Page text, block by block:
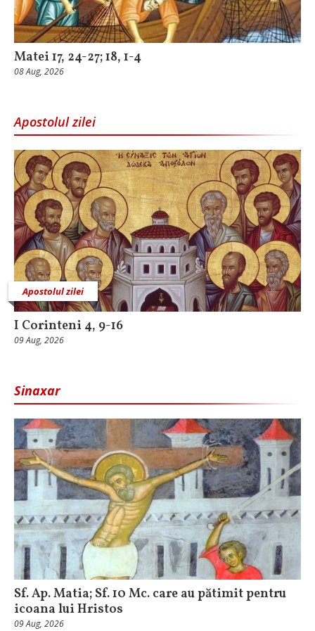
Matei 17, 24-27; 18, 1-4
08 Aug, 2026
Apostolul zilei
Apostolul zilei
I Corinteni 4, 9-16
09 Aug, 2026
Sinaxar
Sf. Ap. Matia; Sf. 10 Mc. care au pătimit pentru
icoana lui Hristos
09 Aug, 2026